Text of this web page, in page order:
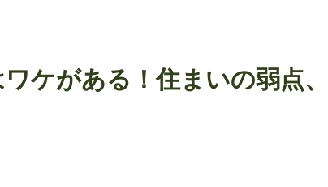
ケがある！住まいの弱点